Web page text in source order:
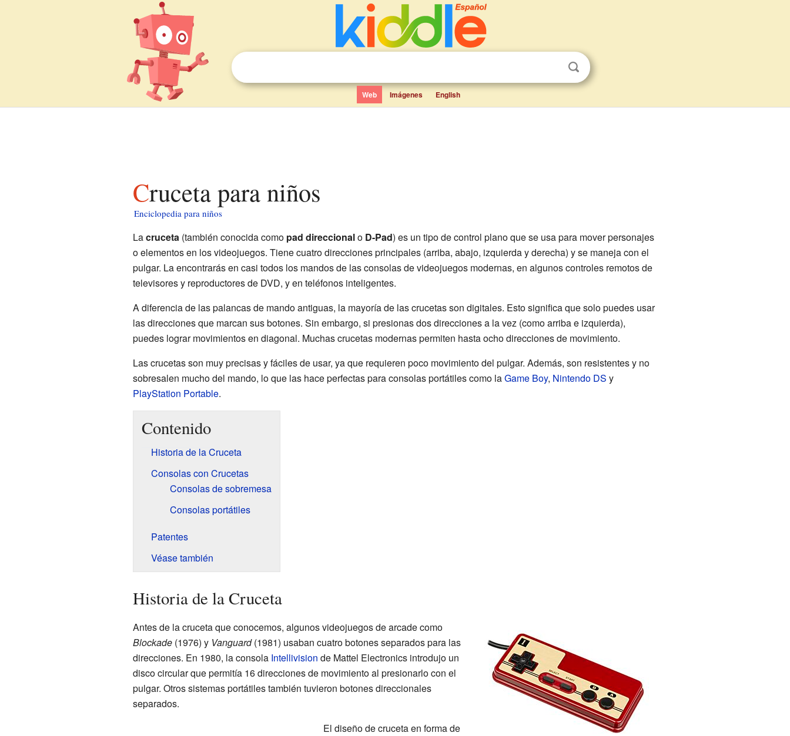
Web Imágenes English
Cruceta para niños
Enciclopedia para niños
Lacruceta(también conocida como pad direccionalo D-Pad) es un tipo de control plano que se usa para mover personajes
o elementos en los videojuegos. Tiene cuatro direcciones principales (arriba, abajo, izquierda y derecha) y se maneja con el
pulgar. La encontrarás en casi todos los mandos de las consolas de videojuegos modernas, en algunos controles remotos de
televisores y reproductores de DVD, y en teléfonos inteligentes.
A diferencia de las palancas de mando antiguas, la mayoría de las crucetas son digitales. Esto significa que solo puedes usar
las direcciones que marcan sus botones. Sin embargo, si presionas dos direcciones a la vez (como arriba e izquierda),
puedes lograr movimientos en diagonal. Muchas crucetas modernas permiten hasta ocho direcciones de movimiento.
Las crucetas son muy precisas y fáciles de usar, ya que requieren poco movimiento del pulgar. Además, son resistentes y no
sobresalen mucho del mando, lo que las hace perfectas para consolas portátiles como laGame Boy, Nintendo DS y
PlayStation Portable.
Contenido
Historia de la Cruceta
Consolas con Crucetas
Consolas de sobremesa
Consolas portátiles
Patentes
Véase también
Historia de la Cruceta
Antes de la cruceta que conocemos, algunos videojuegos de arcade como
Blockade(1976) y Vanguard(1981) usaban cuatro botones separados para las
direcciones. En 1980, la consola Intellivision de Mattel Electronics introdujo un
disco circular que permitía 16 direcciones de movimiento al presionarlo con el
pulgar. Otros sistemas portátiles también tuvieron botones direccionales
separados.
El diseño de cruceta en forma de